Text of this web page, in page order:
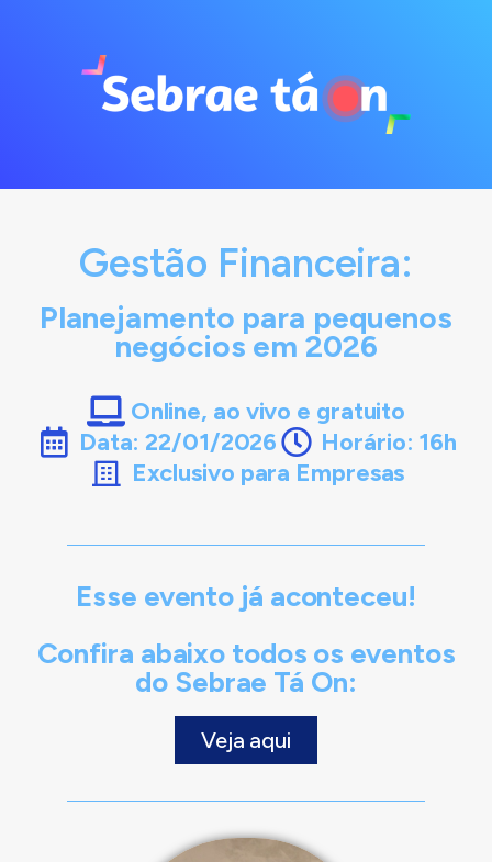
Gestão Financeira:
Planejamento para pequenos
negócios em 2026
Online, ao vivo e gratuito
Data: 22/01/2026
Horário: 16h
Exclusivo para Empresas
Esse evento já aconteceu!
Confira abaixo todos os eventos
do Sebrae Tá On:
Veja aqui